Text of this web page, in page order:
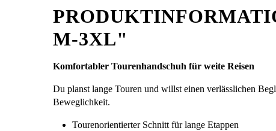
-3XL"
Komfortabler Tourenhandschuh für weite Reisen
Du planst lange Touren und willst einen verlässlichen
Beweglichkeit.
Tourenorientierter Schnitt für lange Etappen